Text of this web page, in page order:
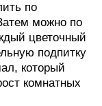
по
можно по
цветочный
подпитку
который
комнатных